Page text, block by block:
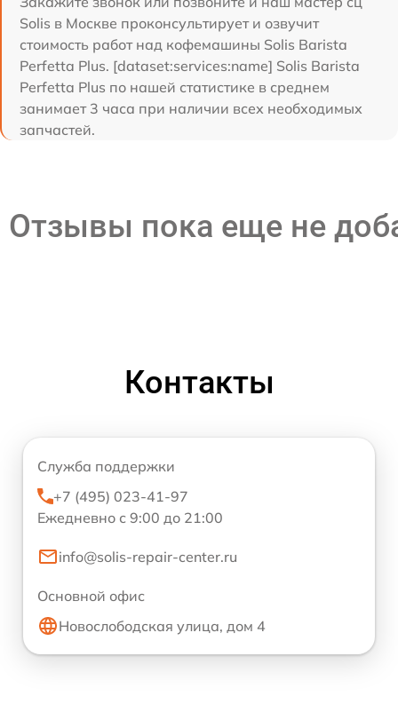
Solis в Москве проконсультирует и озвучит
стоимость работ над кофемашины Solis Barista
Perfetta Plus. [dataset:services:name] Solis Barista
Perfetta Plus по нашей статистике в среднем
занимает 3 часа при наличии всех необходимых
запчастей.
Отзывы пока еще не
Контакты
Служба поддержки
+7 (495) 023-41-97
Ежедневно с 9:00 до 21:00
info@solis-repair-center.ru
Основной офис
Новослободская улица, дом 4